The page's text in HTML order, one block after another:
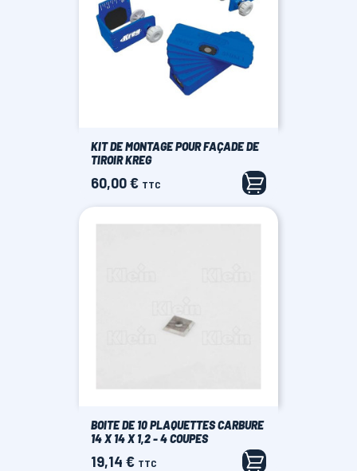
KIT DE MONTAGE POUR FAÇADE DE
TIROIR KREG
Prix
60,00 € TTC
BOITE DE 10 PLAQUETTES CARBURE
14 X 14 X 1,2 - 4 COUPES
Prix
19,14 € TTC